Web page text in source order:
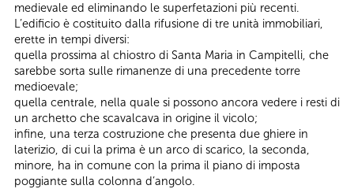
medievale ed eliminando le superfetazioni più recenti.
L’edificio è costituito dalla rifusione di tre unità immobiliari,
erette in tempi diversi:
quella prossima al chiostro di Santa Maria in Campitelli, che
sarebbe sorta sulle rimanenze di una precedente torre
medioevale;
quella centrale, nella quale si possono ancora vedere i resti di
un archetto che scavalcava in origine il vicolo;
infine, una terza costruzione che presenta due ghiere in
laterizio, di cui la prima è un arco di scarico, la seconda,
minore, ha in comune con la prima il piano di imposta
poggiante sulla colonna d’angolo.